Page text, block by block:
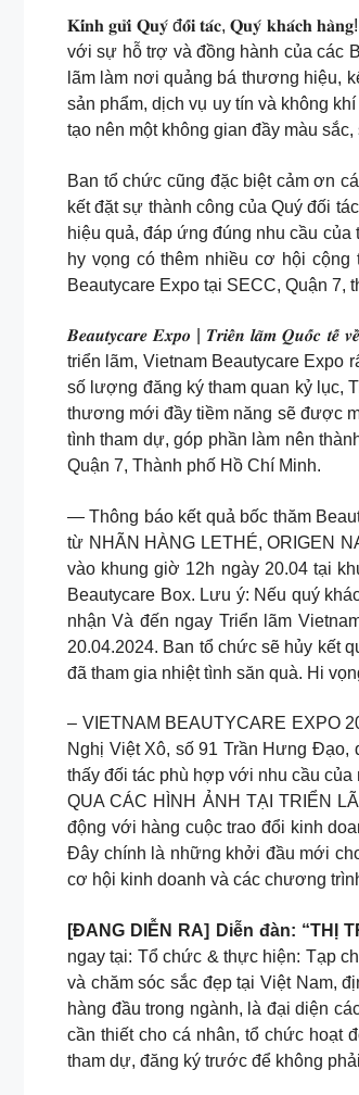
𝐊𝐢́𝐧𝐡 𝐠𝐮̛̉𝐢 𝐐𝐮𝐲́ đ𝐨̂́𝐢 𝐭𝐚́𝐜, 𝐐𝐮𝐲́ 𝐤𝐡𝐚́𝐜𝐡
với sự hỗ trợ và đồng hành của các
lãm làm nơi quảng bá thương hiệu,
sản phẩm, dịch vụ uy tín và không
tạo nên một không gian đầy màu
Ban tổ chức cũng đặc biệt cảm ơn
kết đặt sự thành công của Quý đối
hiệu quả, đáp ứng đúng nhu cầu
hy vọng có thêm nhiều cơ hội
Beautycare Expo tại SECC, Quận 7,
𝑩𝒆𝒂𝒖𝒕𝒚𝒄𝒂𝒓𝒆 𝑬𝒙𝒑𝒐 | 𝑻𝒓𝒊𝒆̂̉𝒏 𝒍𝒂̃𝒎 𝑸𝒖𝒐̂́𝒄
triển lãm, Vietnam Beautycare Expo
số lượng đăng ký tham quan kỷ lục,
thương mới đầy tiềm năng sẽ được
tình tham dự, góp phần làm nên
Quận 7, Thành phố Hồ Chí Minh.
— Thông báo kết quả bốc thăm
từ NHÃN HÀNG LETHÉ, ORIGEN
vào khung giờ 12h ngày 20.04 tại
Beautycare Box. Lưu ý: Nếu quý
nhận Và đến ngay Triển lãm
20.04.2024. Ban tổ chức sẽ hủy kết
đã tham gia nhiệt tình săn quà. Hi
– VIETNAM BEAUTYCARE EXPO
Nghị Việt Xô, số 91 Trần Hưng Đạo,
thấy đối tác phù hợp với nhu cầu
QUA CÁC HÌNH ẢNH TẠI TRIỂN
động với hàng cuộc trao đổi kinh
Đây chính là những khởi đầu mới
cơ hội kinh doanh và các chương
[ĐANG DIỄN RA] Diễn đàn: “THỊ
ngay tại: Tổ chức & thực hiện: Tạp
và chăm sóc sắc đẹp tại Việt Nam,
hàng đầu trong ngành, là đại diện
cần thiết cho cá nhân, tổ chức hoạt
tham dự, đăng ký trước để không